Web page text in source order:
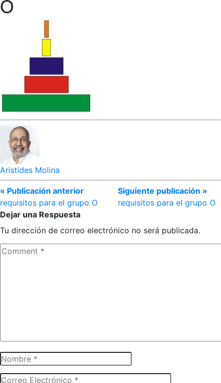
Aristides Molina
« Publicación anterior
requisitos para el grupo O
Siguiente publicación »
requisitos para el grupo O
Dejar una Respuesta
Tu dirección de correo electrónico no será publicada.